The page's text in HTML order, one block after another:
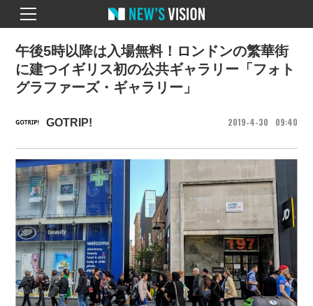
GOTRIP! 2019 4 30 09 40
午後5時以降は入場無料！ロンドンの繁華街
に建つイギリス初の公共ギャラリー「フォト
グラファーズ・ギャラリー」